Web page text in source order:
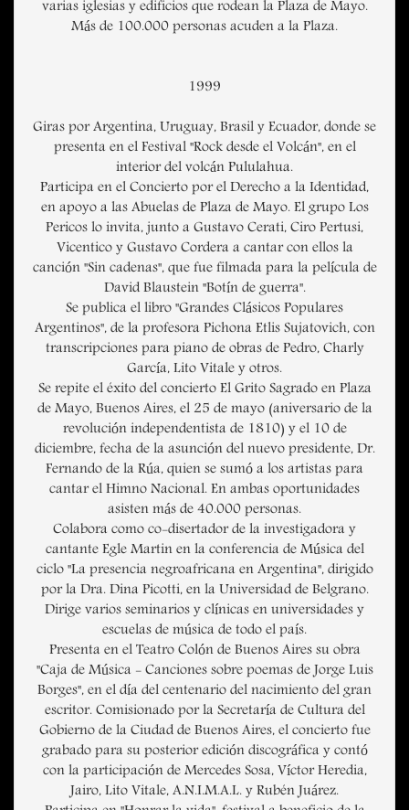
varias iglesias y edificios que rodean la Plaza de Mayo.
Más de 100.000 personas acuden a la Plaza.
1999
Giras por Argentina, Uruguay, Brasil y Ecuador, donde se
presenta en el Festival "Rock desde el Volcán", en el
interior del volcán Pululahua.
Participa en el Concierto por el Derecho a la Identidad,
en apoyo a las Abuelas de Plaza de Mayo. El grupo Los
Pericos lo invita, junto a Gustavo Cerati, Ciro Pertusi,
Vicentico y Gustavo Cordera a cantar con ellos la
canción "Sin cadenas", que fue filmada para la película de
David Blaustein "Botín de guerra".
Se publica el libro "Grandes Clásicos Populares
Argentinos", de la profesora Pichona Etlis Sujatovich, con
transcripciones para piano de obras de Pedro, Charly
García, Lito Vitale y otros.
Se repite el éxito del concierto El Grito Sagrado en Plaza
de Mayo, Buenos Aires, el 25 de mayo (aniversario de la
revolución independentista de 1810) y el 10 de
diciembre, fecha de la asunción del nuevo presidente, Dr.
Fernando de la Rúa, quien se sumó a los artistas para
cantar el Himno Nacional. En ambas oportunidades
asisten más de 40.000 personas.
Colabora como co-disertador de la investigadora y
cantante Egle Martin en la conferencia de Música del
ciclo "La presencia negroafricana en Argentina", dirigido
por la Dra. Dina Picotti, en la Universidad de Belgrano.
Dirige varios seminarios y clínicas en universidades y
escuelas de música de todo el país.
Presenta en el Teatro Colón de Buenos Aires su obra
"Caja de Música - Canciones sobre poemas de Jorge Luis
Borges", en el día del centenario del nacimiento del gran
escritor. Comisionado por la Secretaría de Cultura del
Gobierno de la Ciudad de Buenos Aires, el concierto fue
grabado para su posterior edición discográfica y contó
con la participación de Mercedes Sosa, Víctor Heredia,
Jairo, Lito Vitale, A.N.I.M.A.L. y Rubén Juárez.